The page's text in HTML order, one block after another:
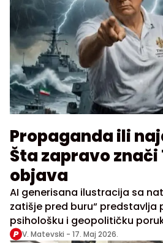
Propaganda ili
Šta zapravo
objava
AI generisana ilustracija sa
zatišje pred buru“ predstavlja
psihološku i geopolitičku
svega ka Iranu, ali i američkim
V. Matevski - 17. Maj 2026.